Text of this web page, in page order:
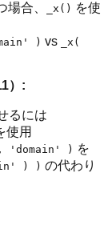
場合、 _x() を使
) vs
_x(
）:
るには
使用
'domain' ) を
) ) の代わり